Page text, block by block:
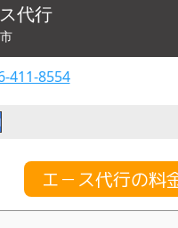
代行
411-8554
エ－ス代行の料